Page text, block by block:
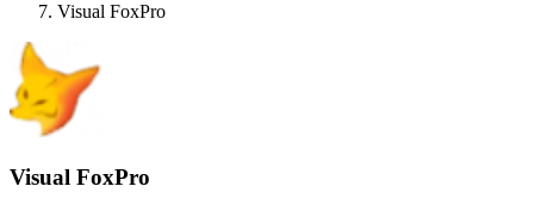
Visual FoxPro
Visual FoxPro